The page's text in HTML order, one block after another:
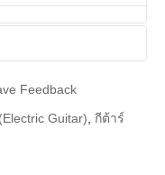
Feedback
Guitar), กีต้าร์